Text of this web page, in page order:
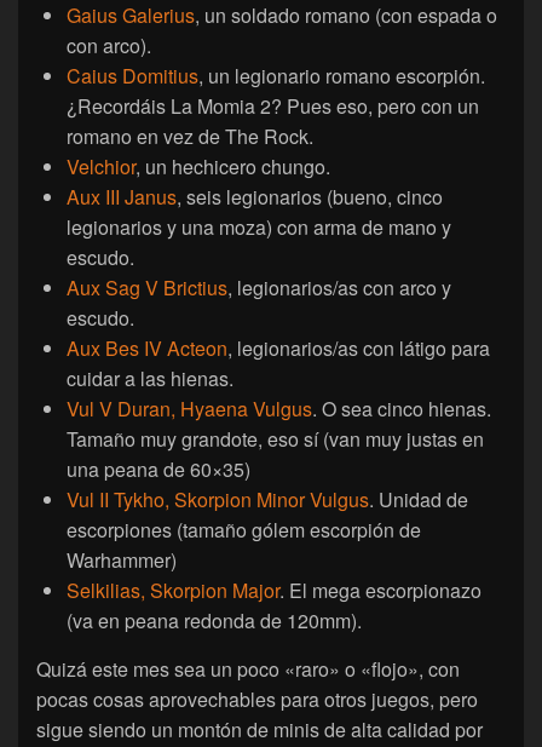
Gaius Galerius, un soldado romano (con espada o
con arco).
Caius Domitius, un legionario romano escorpión.
¿Recordáis La Momia 2? Pues eso, pero con un
romano en vez de The Rock.
Velchior, un hechicero chungo.
Aux III Janus, seis legionarios (bueno, cinco
legionarios y una moza) con arma de mano y
escudo.
Aux Sag V Brictius, legionarios/as con arco y
escudo.
Aux Bes IV Acteon, legionarios/as con látigo para
cuidar a las hienas.
Vul V Duran, Hyaena Vulgus. O sea cinco hienas.
Tamaño muy grandote, eso sí (van muy justas en
una peana de 60×35)
Vul II Tykho, Skorpion Minor Vulgus. Unidad de
escorpiones (tamaño gólem escorpión de
Warhammer)
Selkilias, Skorpion Major. El mega escorpionazo
(va en peana redonda de 120mm).
Quizá este mes sea un poco «raro» o «flojo», con
pocas cosas aprovechables para otros juegos, pero
sigue siendo un montón de minis de alta calidad por